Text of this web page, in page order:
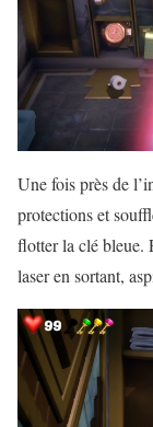
Une fois près de
protections et
flotter la clé bleue.
laser en sortant,